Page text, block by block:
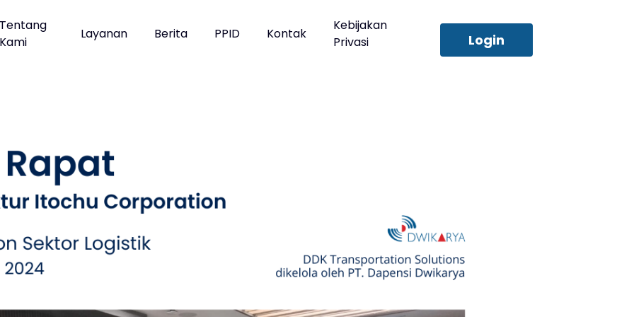
Tentang
Kami
Layanan Berita PPID Kontak
Kebijakan
Privasi
Login